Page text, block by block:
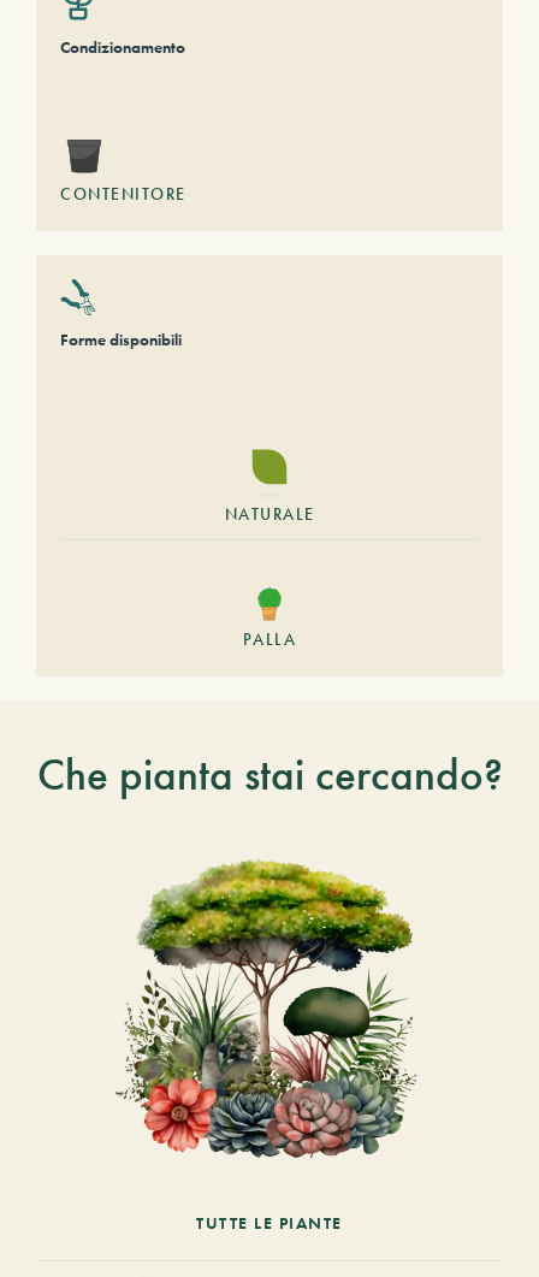
Condizionamento
CONTENITORE
Forme disponibili
NATURALE
PALLA
Che pianta stai cercando?
TUTTE LE PIANTE